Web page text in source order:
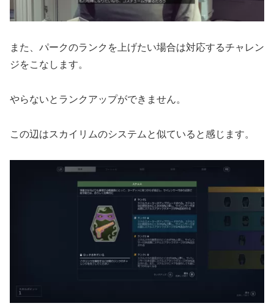
また、パークのランクを上げたい場合は対応するチャレン
ジをこなします。
やらないとランクアップができません。
この辺はスカイリムのシステムと似ていると感じます。